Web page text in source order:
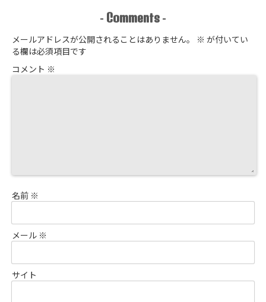
- Comments -
メールアドレスが公開されることはありません。 ※ が付いてい
る欄は必須項目です
コメント ※
名前 ※
メール ※
サイト